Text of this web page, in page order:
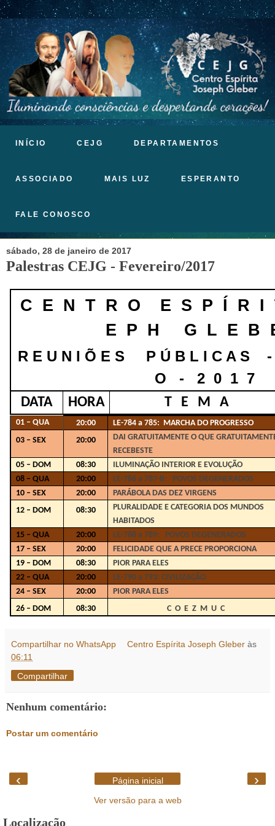
INÍCIO CEJG DEPARTAMENTOS
ASSOCIADO MAIS LUZ ESPERANTO
FALE CONOSCO
sábado, 28 de janeiro de 2017
Palestras CEJG - Fevereiro/2017
C E N T R O E S P Í R
E P H G L E B
R E U N I Õ E S P Ú B L I C A
O - 2 0 1 7
DATA HORA T E M A
01 – QUA 20:00
LE-784 a 785: MARCHA DO PROGRESSO
03 – SEX
20:00
DAI GRATUITAMENTE O QUE
RECEBESTE
05 – DOM
08:30
ILUMINAÇÃO INTERIOR E EVOLUÇÃO
08 – QUA
20:00
LE-786 a 787-B: POVOS DEGENERADOS
10 – SEX
20:00
PARÁBOLA DAS DEZ VIRGENS
12 – DOM
08:30
PLURALIDADE E CATEGORIA DOS MUNDOS
HABITADOS
15 – QUA
20:00
LE-788 a 789: POVOS DEGENERADOS
17 – SEX
20:00
FELICIDADE QUE A PRECE PROPORCIONA
19 – DOM
08:30
PIOR PARA ELES
22 – QUA
20:00
LE-790 a 793: CIVILIZAÇÃO
24 – SEX
20:00
PIOR PARA ELES
26 – DOM
08:30 C O E Z M U C
Compartilhar no WhatsApp Centro Espírita Joseph Gleber às
06:11
Compartilhar
Nenhum comentário:
Postar um comentário
‹ ›
Página inicial
Ver versão para a web
Localização